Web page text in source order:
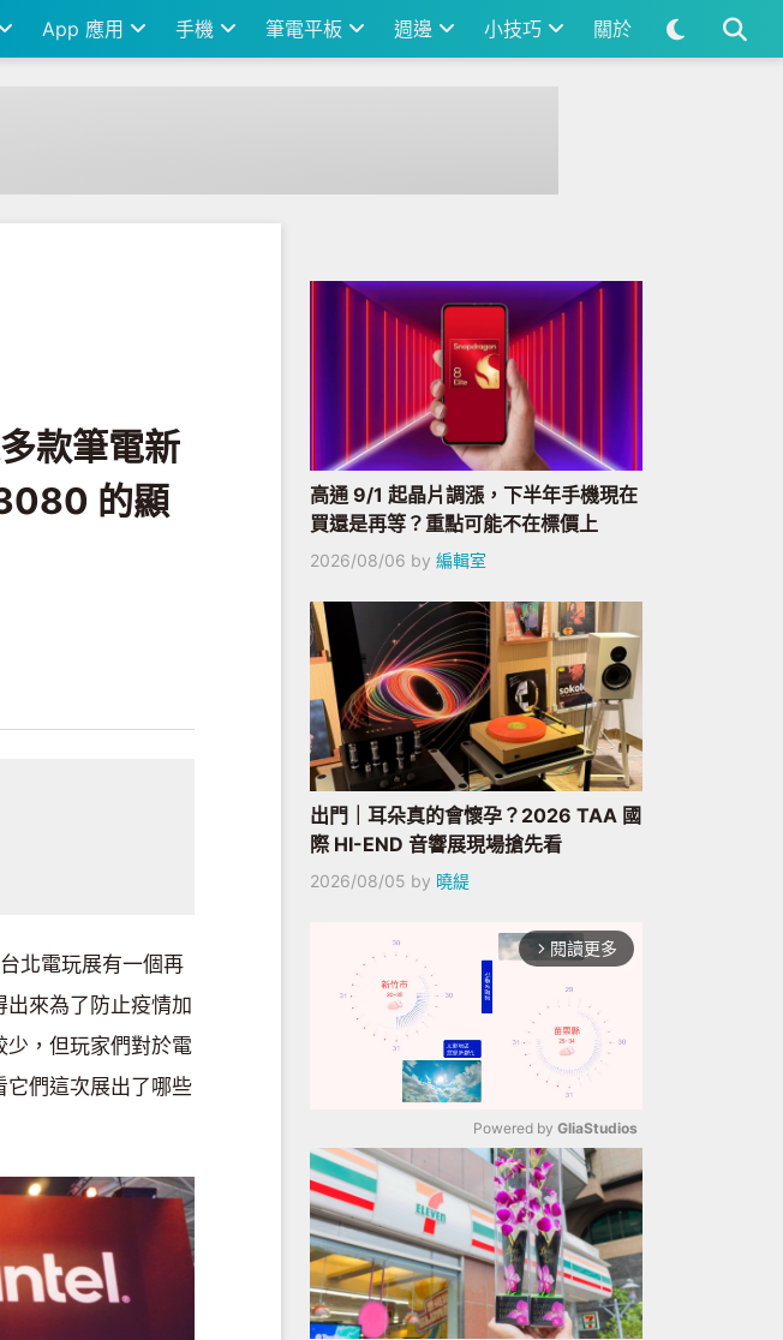
App 應用 手機 筆電平板 週邊 小技巧 關於
會拿 RTX3080 的顯卡！
款筆電新
的顯
北電玩展有一個再
來為了防止疫情加
少，但玩家們對於電
它們這次展出了哪些
高通 9/1 起晶片調漲，下半年手機現在
買還是再等？重點可能不在標價上
2026/08/06 by 編輯室
出門｜耳朵真的會懷孕？2026 TAA 國
際 HI-END 音響展現場搶先看
2026/08/05 by 曉緹
arrow_forward_ios 閱讀更多
Mute
Powered by GliaStudios